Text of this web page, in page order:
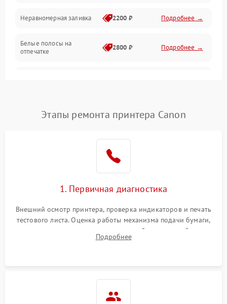
Режим работы
Питание и запуск
Неравномерная заливка 2200 ₽ Подробнее →
Белые полосы на
отпечатке
2800 ₽ Подробнее →
Этапы ремонта принтера Canon
1. Первичная диагностика
Внешний осмотр принтера, проверка индикаторов и печать
тестового листа. Оценка работы механизма подачи бумаги,
выявление посторонних шумов, замятий и первичный анализ
дефектов печати (полосы, фон, пробелы).
Подробнее